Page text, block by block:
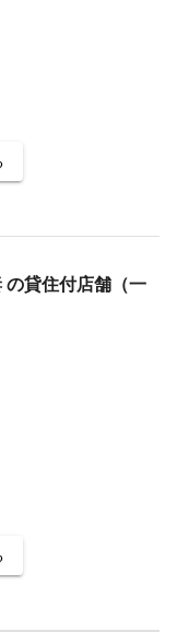
の貸住付店舗（一